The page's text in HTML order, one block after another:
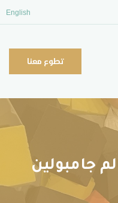
English
تطوع معنا
جامبولين